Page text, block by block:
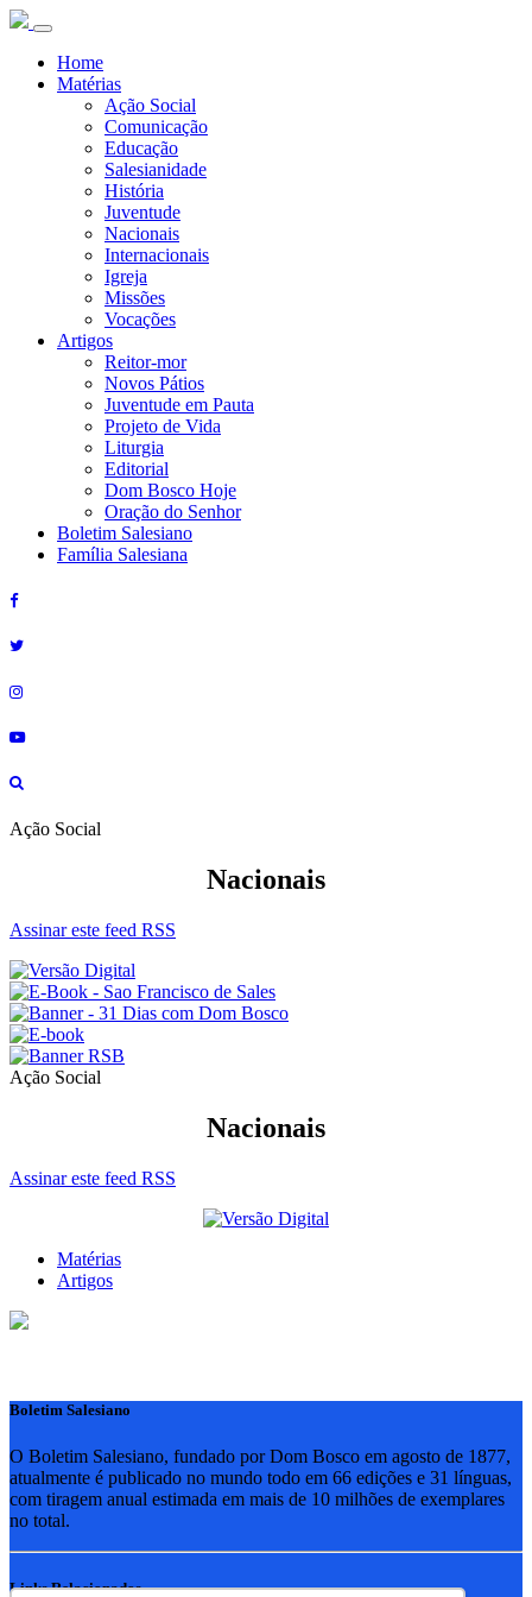
Home
Matérias
Ação Social
Comunicação
Educação
Salesianidade
História
Juventude
Nacionais
Internacionais
Igreja
Missões
Vocações
Artigos
Reitor-mor
Novos Pátios
Juventude em Pauta
Projeto de Vida
Liturgia
Editorial
Dom Bosco Hoje
Oração do Senhor
Boletim Salesiano
Família Salesiana
Ação Social
Nacionais
Assinar este feed RSS
Ação Social
Nacionais
Assinar este feed RSS
Matérias
Artigos
Boletim Salesiano
O Boletim Salesiano, fundado por Dom Bosco em agosto de 1877,
atualmente é publicado no mundo todo em 66 edições e 31 línguas,
com tiragem anual estimada em mais de 10 milhões de exemplares
no total.
Links Relacionados